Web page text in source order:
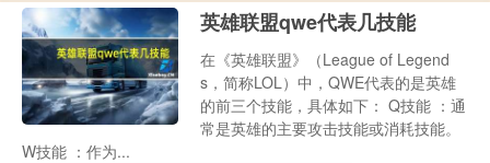
英雄联盟qwe代表几技能
在《英雄联盟》（League of Legend
s，简称LOL）中，QWE代表的是英雄
的前三个技能，具体如下： Q技能 ：通
常是英雄的主要攻击技能或消耗技能。
W技能 ：作为...